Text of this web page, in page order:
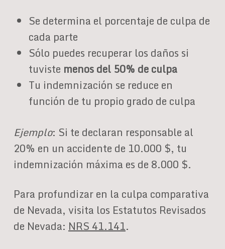
Se determina el porcentaje de culpa de
cada parte
Sólo puedes recuperar los daños si
tuviste menos del 50% de culpa
Tu indemnización se reduce en
función de tu propio grado de culpa
Ejemplo: Si te declaran responsable al
20% en un accidente de 10.000 $, tu
indemnización máxima es de 8.000 $.
Para profundizar en la culpa comparativa
de Nevada, visita los Estatutos Revisados
de Nevada: NRS 41.141.